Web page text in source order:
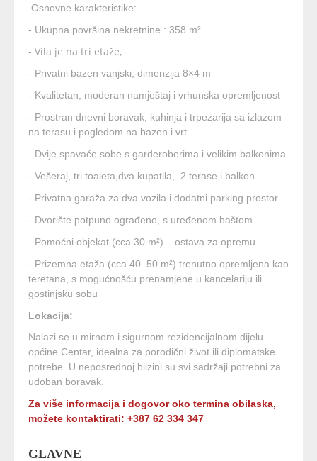
Osnovne karakteristike:
- Ukupna površina nekretnine : 358 m²
- Vila je na tri etaže,
- Privatni bazen vanjski, dimenzija 8×4 m
- Kvalitetan, moderan namještaj i vrhunska opremljenost
- Prostran dnevni boravak, kuhinja i trpezarija sa izlazom
na terasu i pogledom na bazen i vrt
- Dvije spavaće sobe s garderoberima i velikim balkonima
- Vešeraj, tri toaleta,dva kupatila, 2 terase i balkon
- Privatna garaža za dva vozila i dodatni parking prostor
- Dvorište potpuno ograđeno, s uređenom baštom
- Pomoćni objekat (cca 30 m²) – ostava za opremu
- Prizemna etaža (cca 40–50 m²) trenutno opremljena kao
teretana, s mogućnošću prenamjene u kancelariju ili
gostinjsku sobu
Lokacija:
Nalazi se u mirnom i sigurnom rezidencijalnom dijelu
općine Centar, idealna za porodični život ili diplomatske
potrebe. U neposrednoj blizini su svi sadržaji potrebni za
udoban boravak.
Za više informacija i dogovor oko termina obilaska,
možete kontaktirati: +387 62 334 347
GLAVNE